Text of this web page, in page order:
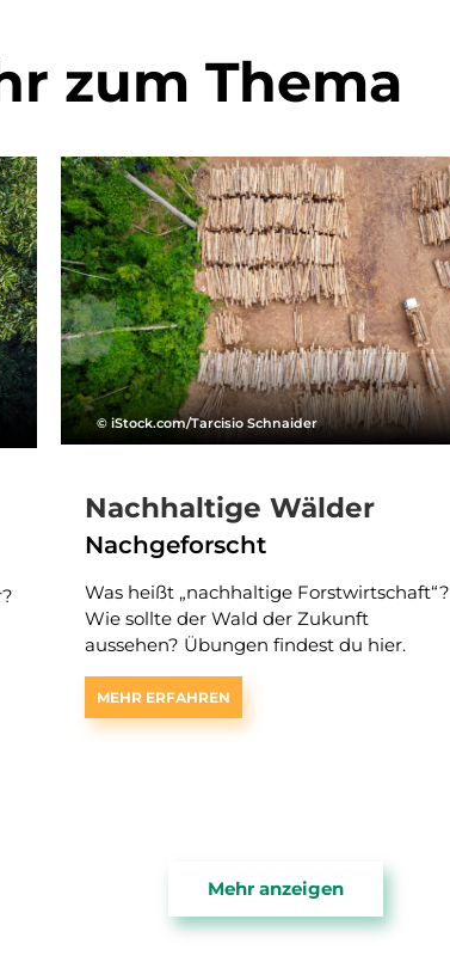
zum Thema
© iStock.com/Tarcisio Schnaider
Nachhaltige Wälder
Nachgeforscht
Was heißt „nachhaltige Forstwirtschaft“?
Wie sollte der Wald der Zukunft
aussehen? Übungen findest du hier.
MEHR ERFAHREN
Mehr anzeigen